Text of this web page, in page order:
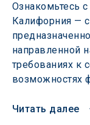
Ознакомьтесь
Калифорния —
направленной
требованиях к
возможностях
Читать далее